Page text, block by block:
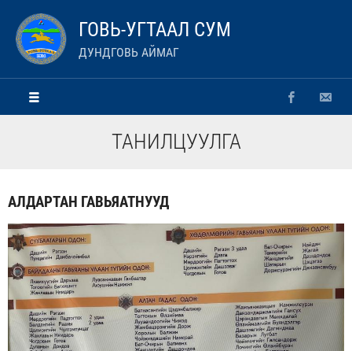
ГОВЬ-УГТААЛ СУМ
ДУНДГОВЬ АЙМАГ
ТАНИЛЦУУЛГА
АЛДАРТАН ГАВЬЯАТНУУД